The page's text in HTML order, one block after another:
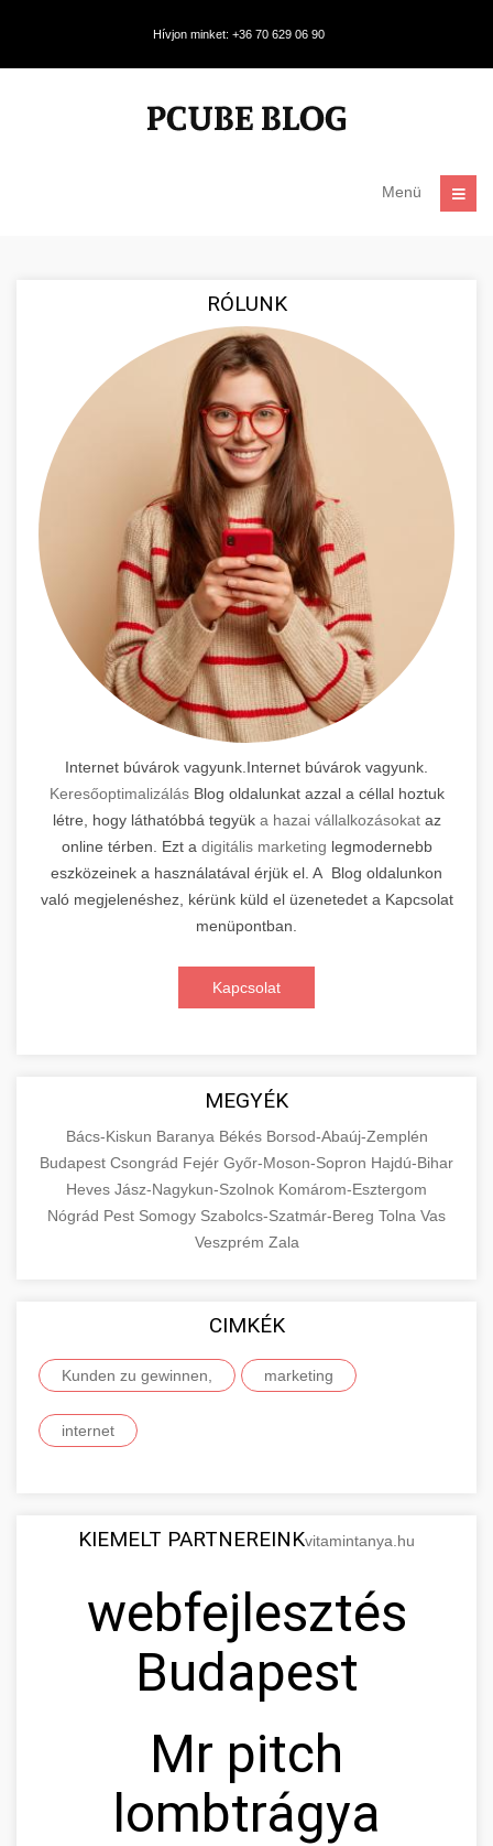
Hívjon minket: +36 70 629 06 90
Menü
RÓLUNK
Internet búvárok vagyunk.Internet búvárok vagyunk.
KeresőoptimalizálásBlog oldalunkat azzal a céllal hoztuk
létre, hogy láthatóbbá tegyük a hazai vállalkozásokataz
online térben. Ezt a digitális marketing legmodernebb
eszközeinek a használatával érjük el. A Blog oldalunkon
való megjelenéshez, kérünk küld el üzenetedet a Kapcsolat
menüpontban.
Kapcsolat
MEGYÉK
Bács-Kiskun Baranya Békés Borsod-Abaúj-Zemplén
Budapest Csongrád Fejér Győr-Moson-Sopron Hajdú-Bihar
Heves Jász-Nagykun-Szolnok Komárom-Esztergom
Nógrád Pest Somogy Szabolcs-Szatmár-Bereg Tolna Vas
Veszprém Zala
CIMKÉK
Kunden zu gewinnen, marketing
internet
KIEMELT PARTNEREINKvitamintanya.hu
webfejlesztés
Budapest
Mr pitch
lombtrágya